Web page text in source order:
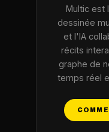
Multic est
dessinée
et l'IA
récits
graphe de
temps réel